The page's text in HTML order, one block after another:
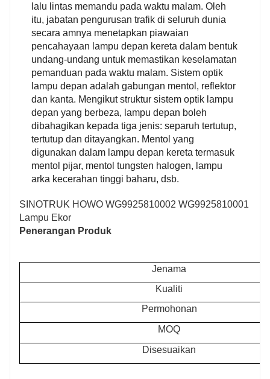
lalu lintas memandu pada waktu malam. Oleh
itu, jabatan pengurusan trafik di seluruh dunia
secara amnya menetapkan piawaian
pencahayaan lampu depan kereta dalam bentuk
undang-undang untuk memastikan keselamatan
pemanduan pada waktu malam. Sistem optik
lampu depan adalah gabungan mentol, reflektor
dan kanta. Mengikut struktur sistem optik lampu
depan yang berbeza, lampu depan boleh
dibahagikan kepada tiga jenis: separuh tertutup,
tertutup dan ditayangkan. Mentol yang
digunakan dalam lampu depan kereta termasuk
mentol pijar, mentol tungsten halogen, lampu
arka kecerahan tinggi baharu, dsb.
SINOTRUK HOWO WG9925810002 WG9925810001
Lampu Ekor
Penerangan Produk
Jenama
Kualiti
Permohonan
MOQ
Disesuaikan